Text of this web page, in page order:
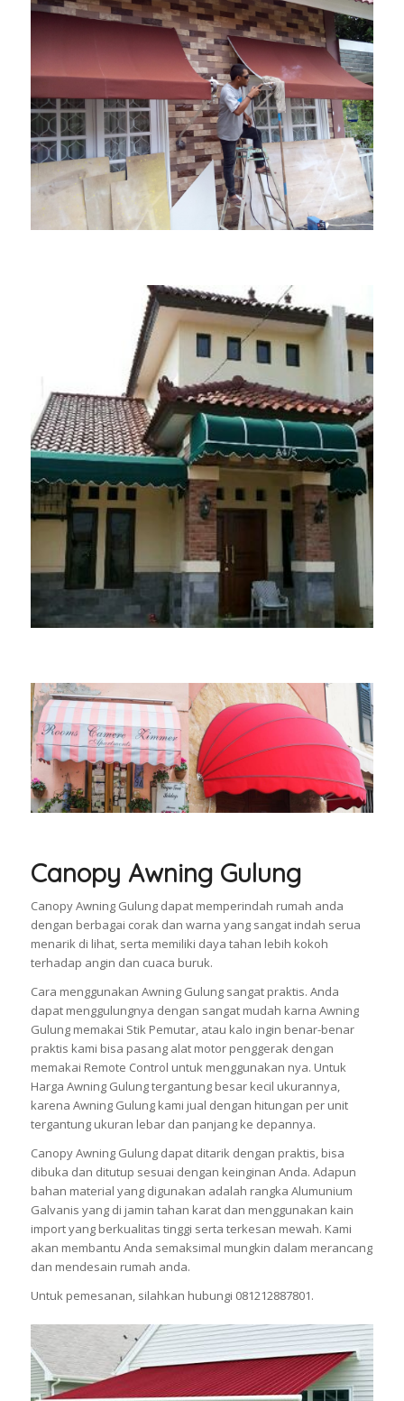
Canopy Awning Gulung
Canopy Awning Gulung dapat memperindah rumah anda
dengan berbagai corak dan warna yang sangat indah serua
menarik di lihat, serta memiliki daya tahan lebih kokoh
terhadap angin dan cuaca buruk.
Cara menggunakan Awning Gulung sangat praktis. Anda
dapat menggulungnya dengan sangat mudah karna Awning
Gulung memakai Stik Pemutar, atau kalo ingin benar-benar
praktis kami bisa pasang alat motor penggerak dengan
memakai Remote Control untuk menggunakan nya. Untuk
Harga Awning Gulung tergantung besar kecil ukurannya,
karena Awning Gulung kami jual dengan hitungan per unit
tergantung ukuran lebar dan panjang ke depannya.
Canopy Awning Gulung dapat ditarik dengan praktis, bisa
dibuka dan ditutup sesuai dengan keinginan Anda. Adapun
bahan material yang digunakan adalah rangka Alumunium
Galvanis yang di jamin tahan karat dan menggunakan kain
import yang berkualitas tinggi serta terkesan mewah. Kami
akan membantu Anda semaksimal mungkin dalam merancang
dan mendesain rumah anda.
Untuk pemesanan, silahkan hubungi 081212887801.